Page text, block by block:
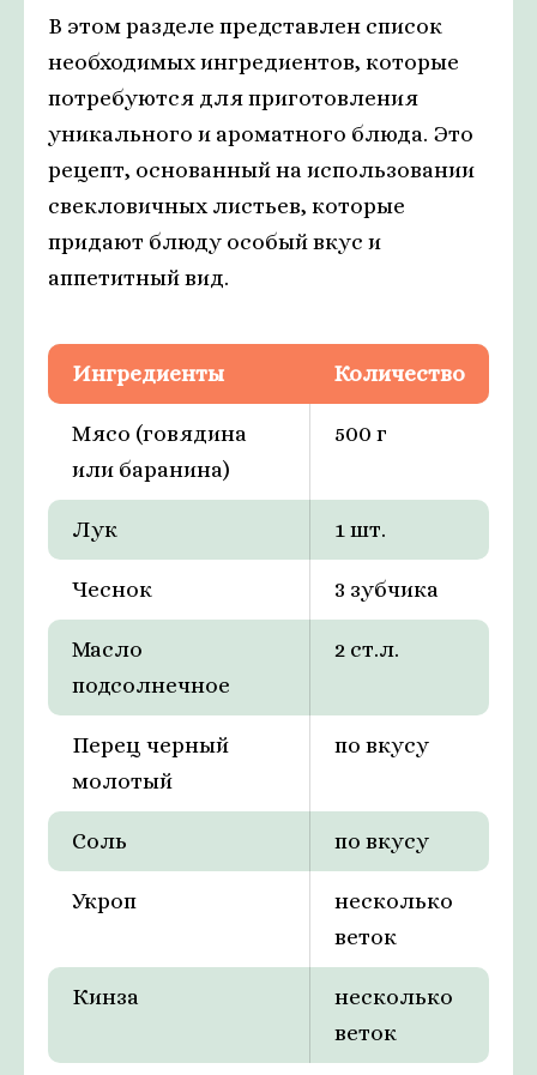
В этом разделе представлен список
необходимых ингредиентов, которые
потребуются для приготовления
уникального и ароматного блюда. Это
рецепт, основанный на использовании
свекловичных листьев, которые
придают блюду особый вкус и
аппетитный вид.
Ингредиенты Количество
Мясо (говядина
или баранина)
500 г
Лук 1 шт.
Чеснок 3 зубчика
Масло
подсолнечное
2 ст.л.
Перец черный
молотый
по вкусу
Соль по вкусу
Укроп
несколько
веток
Кинза
несколько
веток